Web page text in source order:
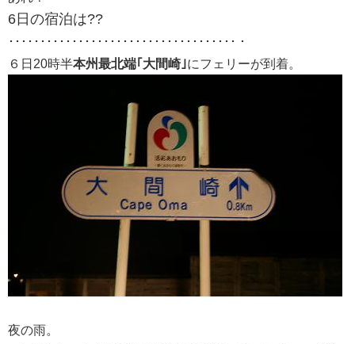
6日の宿泊は??
････････････････････････････････････・
６日20時半本州最北端｢大間崎｣にフェリーが到着。
夜の雨。